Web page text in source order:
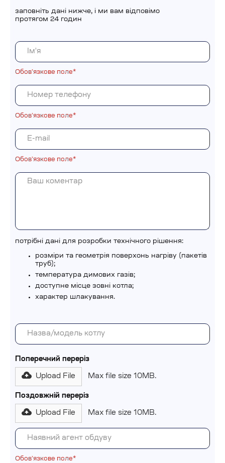
заповніть дані нижче, і ми вам відповімо
протягом 24 годин
Обовʼязкове поле*
Обовʼязкове поле*
Обовʼязкове поле*
потрібні дані для розробки технічного рішення:
розміри та геометрія поверхонь нагріву (пакетів
труб);
температура димових газів;
доступне місце зовні котла;
характер шлакування.
Поперечний переріз
Upload File Max file size 10MB.
Поздовжній переріз
Upload File Max file size 10MB.
Обовʼязкове поле*